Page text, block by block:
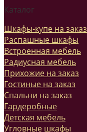
Каталог
Шкафы-купе на заказ
Распашные шкафы
Встроенная мебель
Радиусная мебель
Прихожие на заказ
Гостиные на заказ
Спальни на заказ
Гардеробные
Детская мебель
Угловные шкафы